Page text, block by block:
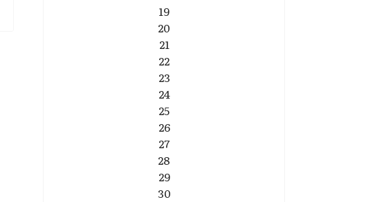
19
20
21
22
23
24
25
26
27
28
29
30